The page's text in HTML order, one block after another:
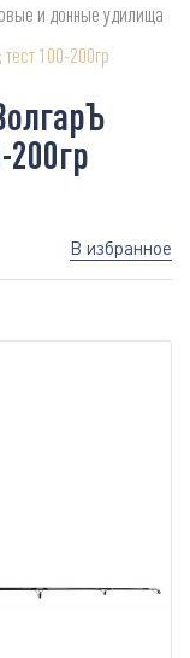
и донные удилища
100-200гр
В избранное